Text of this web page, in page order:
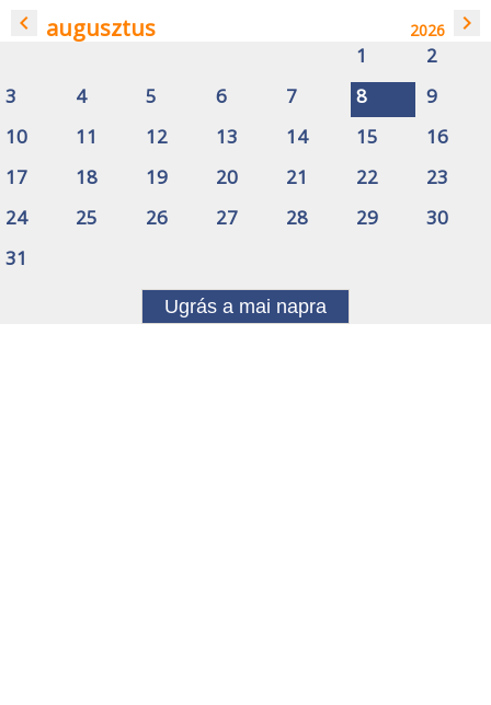
navigate_before augusztus 2026 navigate_next
1
2
3
4 5 6 7 8
9
10
11 12 13 14 15
16
17
18 19 20 21 22
23
24
25 26 27 28 29
30
31
Ugrás a mai napra